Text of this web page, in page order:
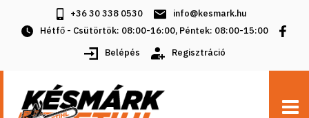
+36 30 338 0530
info@kesmark.hu
Hétfő - Csütörtök: 08:00-16:00, Péntek: 08:00-15:00
Belépés
Regisztráció